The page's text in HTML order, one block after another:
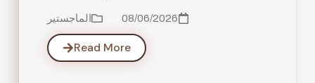
08/06/2026 الماجستير
Read More